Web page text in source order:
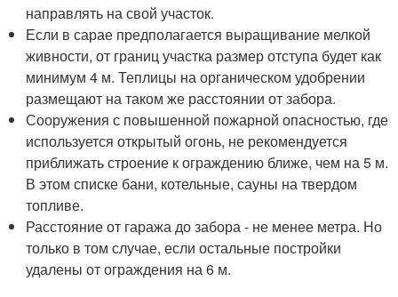
направлять на свой участок.
Если в сарае предполагается выращивание мелкой
живности, от границ участка размер отступа будет как
минимум 4 м. Теплицы на органическом удобрении
размещают на таком же расстоянии от забора.
Сооружения с повышенной пожарной опасностью, где
используется открытый огонь, не рекомендуется
приближать строение к ограждению ближе, чем на 5 м.
В этом списке бани, котельные, сауны на твердом
топливе.
Расстояние от гаража до забора - не менее метра. Но
только в том случае, если остальные постройки
удалены от ограждения на 6 м.